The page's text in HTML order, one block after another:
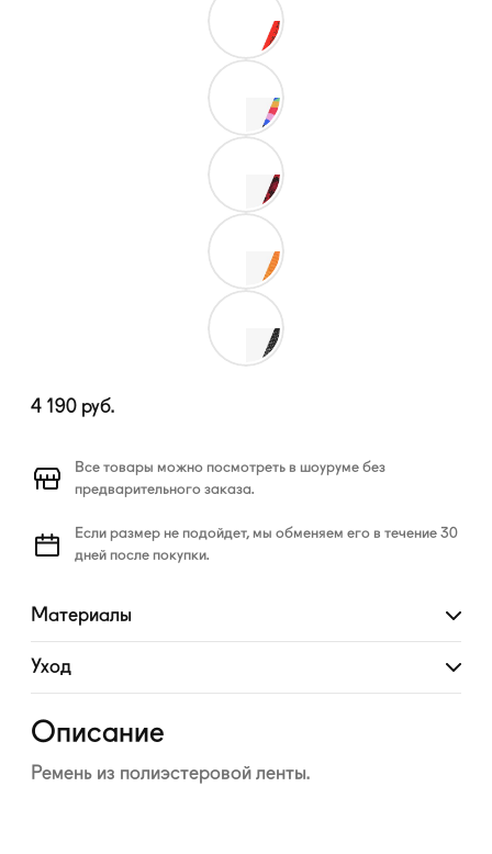
4 190 руб.
Все товары можно посмотреть в шоуруме без
предварительного заказа.
Если размер не подойдет, мы обменяем его в течение 30
дней после покупки.
Материалы
Развернуть
Уход
Развернуть
Описание
Ремень из полиэстеровой ленты.